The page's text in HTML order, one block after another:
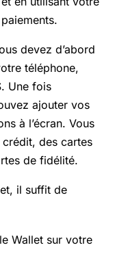
devez d’abord
téléphone,
Une fois
ajouter vos
à l’écran. Vous
des cartes
de fidélité.
il suffit de
Wallet sur votre